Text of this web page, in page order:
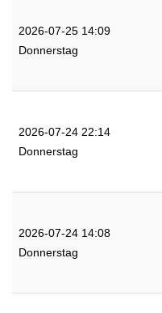
2026-07-25 14:09
Donnerstag
2026-07-24 22:14
Donnerstag
2026-07-24 14:08
Donnerstag